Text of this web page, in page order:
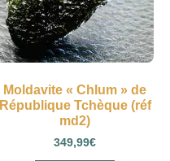
Moldavite « Chlum » de
République Tchèque (réf
md2)
349,99€